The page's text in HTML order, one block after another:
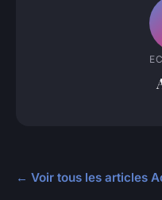
← Voir tous les articles